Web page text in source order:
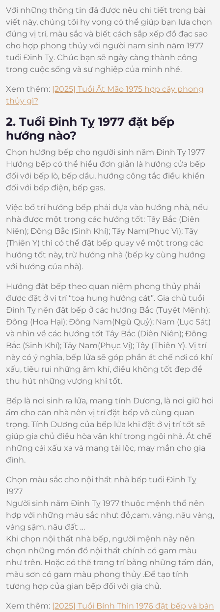
Với những thông tin đã được nêu chi tiết trong bài
viết này, chúng tôi hy vọng có thể giúp bạn lựa chọn
đúng vị trí, màu sắc và biết cách sắp xếp đồ đạc sao
cho hợp phong thủy với người nam sinh năm 1977
tuổi Đinh Tỵ. Chúc bạn sẽ ngày càng thành công
trong cuộc sống và sự nghiệp của mình nhé.
Xem thêm: [2025] Tuổi Ất Mão 1975 hợp cây phong
thủy gì?
2. Tuổi Đinh Tỵ 1977 đặt bếp
hướng nào?
Chọn hướng bếp cho người sinh năm Đinh Tỵ 1977
Hướng bếp có thể hiểu đơn giản là hướng cửa bếp
đối với bếp lò, bếp dầu, hướng công tắc điều khiển
đối với bếp điện, bếp gas.
Việc bố trí hướng bếp phải dựa vào hướng nhà, nếu
nhà được một trong các hướng tốt: Tây Bắc (Diên
Niên); Đông Bắc (Sinh Khí); Tây Nam(Phục Vị); Tây
(Thiên Y) thì có thể đặt bếp quay về một trong các
hướng tốt này, trừ hướng nhà (bếp kỵ cùng hướng
với hướng của nhà).
Hướng đặt bếp theo quan niệm phong thủy phải
được đặt ở vị trí “toạ hung hướng cát”. Gia chủ tuổi
Đinh Tỵ nên đặt bếp ở các hướng Bắc (Tuyệt Mệnh);
Đông (Hoạ Hại); Đông Nam(Ngũ Quỷ); Nam (Lục Sát)
và nhìn về các hướng tốt Tây Bắc (Diên Niên); Đông
Bắc (Sinh Khí); Tây Nam(Phục Vị); Tây (Thiên Y). Vị trí
này có ý nghĩa, bếp lửa sẽ góp phần át chế nơi có khí
xấu, tiêu rụi những âm khí, điều không tốt đẹp để
thu hút những vượng khí tốt.
Bếp là nơi sinh ra lửa, mang tính Dương, là nơi giữ hơi
ấm cho căn nhà nên vị trí đặt bếp vô cùng quan
trọng. Tính Dương của bếp lửa khi đặt ở vị trí tốt sẽ
giúp gia chủ điều hòa vận khí trong ngôi nhà. Át chế
những cái xấu xa và mang tài lộc, may mắn cho gia
đình.
Chọn màu sắc cho nội thất nhà bếp tuổi Đinh Tỵ
1977
Người sinh năm Đinh Tỵ 1977 thuộc mệnh thổ nên
hợp với những màu sắc như: đỏ,cam, vàng, nâu vàng,
vàng sậm, nâu đất …
Khi chọn nội thất nhà bếp, người mệnh này nên
chọn những món đồ nội thất chính có gam màu
như trên. Hoặc có thể trang trí bằng những tấm dán,
màu sơn có gam màu phong thủy .Để tạo tính
tương hợp của gian bếp đối với gia chủ.
Xem thêm: [2025] Tuổi Bính Thìn 1976 đặt bếp và bàn